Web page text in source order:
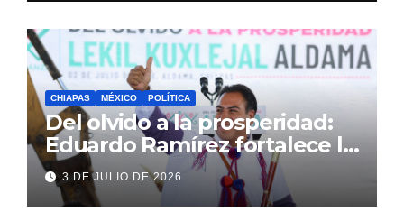
CHIAPAS MÉXICO POLÍTICA
Del olvido a la prosperidad:
Eduardo Ramírez fortalece la
transformación de Aldama
con inversión histórica
3 DE JULIO DE 2026